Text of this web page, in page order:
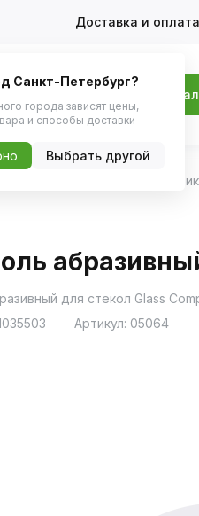
Доставка и оплата
Автохимия,
для стекол Glass
Артикул: 05064
Санкт-Петербург?
города зависят цены,
и способы доставки
Выбрать другой